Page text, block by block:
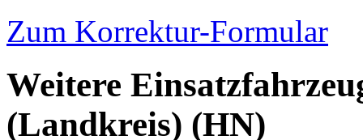
Zum Korrektur-Formular
Weitere
(Landkreis) (HN)